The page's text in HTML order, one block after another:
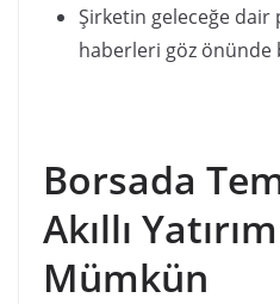
Şirketin geleceğe dair
haberleri göz önünde
Borsada
Akıllı
Mümkün